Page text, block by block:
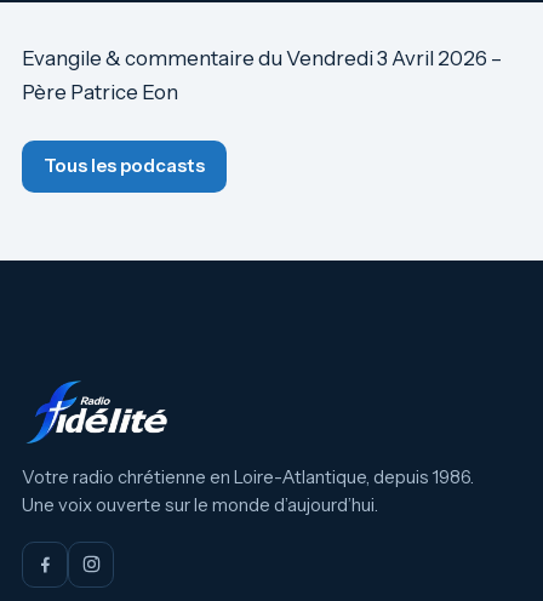
Evangile & commentaire du Vendredi 3 Avril 2026 –
Père Patrice Eon
Tous les podcasts
Votre radio chrétienne en Loire-Atlantique, depuis 1986.
Une voix ouverte sur le monde d’aujourd’hui.